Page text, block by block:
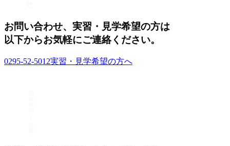
お問い合わせ、実習・見学希望の方は
以下からお気軽にご連絡ください。
0295-52-5012実習・見学希望の方へ